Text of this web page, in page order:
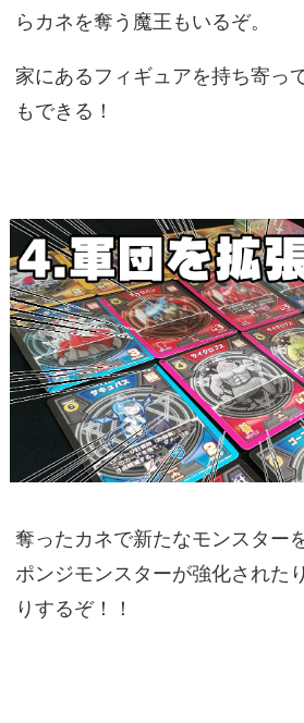
らカネを奪う魔王もいるぞ。
家にあるフィギュアを持ち寄っ
もできる！
奪ったカネで新たなモンスタ
ポンジモンスターが強化された
りするぞ！！